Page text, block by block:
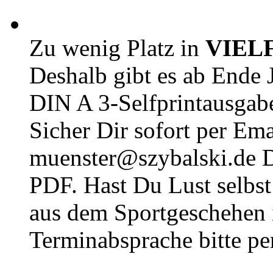
Zu wenig Platz in
Deshalb gibt es ab Ende
DIN A 3-
Sicher Dir sofort per
muenster@szybalski.de
PDF. Hast Du Lust
aus dem
Terminabsprache bitte